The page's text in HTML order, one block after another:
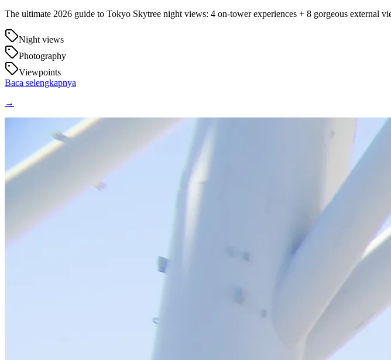
The ultimate 2026 guide to Tokyo Skytree night views: 4 on-tower experiences + 8 gorgeous external
Night views
Photography
Viewpoints
Baca selengkapnya
→